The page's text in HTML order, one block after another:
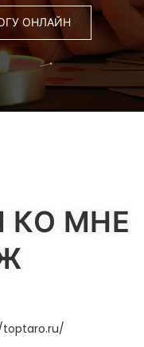
ОНЛАЙН
КО МНЕ
toptaro.ru/